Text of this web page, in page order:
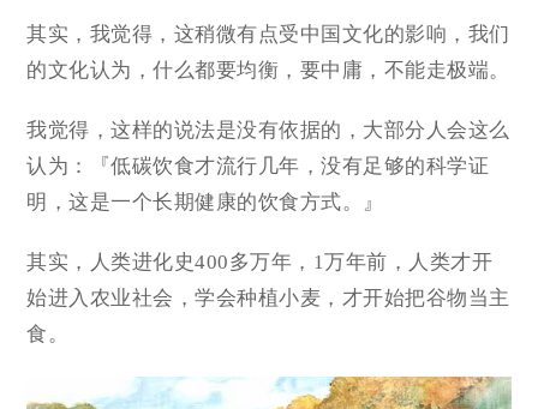
其实，我觉得，这稍微有点受中国文化的影响，我们
的文化认为，什么都要均衡，要中庸，不能走极端。
我觉得，这样的说法是没有依据的，大部分人会这么
认为：『低碳饮食才流行几年，没有足够的科学证
明，这是一个长期健康的饮食方式。』
其实，人类进化史400多万年，1万年前，人类才开
始进入农业社会，学会种植小麦，才开始把谷物当主
食。